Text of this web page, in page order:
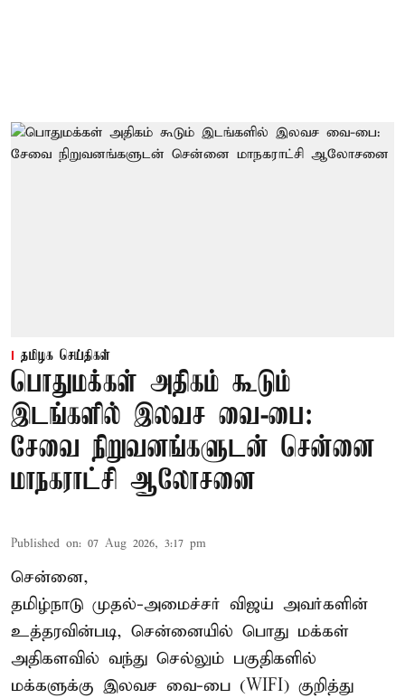
தமிழக செய்திகள்
பொதுமக்கள் அதிகம் கூடும்
இடங்களில் இலவச வை-பை:
சேவை நிறுவனங்களுடன் சென்னை
மாநகராட்சி ஆலோசனை
Published on: 07 Aug 2026, 3:17 pm
சென்னை,
தமிழ்நாடு முதல்-அமைச்சர் விஜய் அவர்களின்
உத்தரவின்படி, சென்னையில் பொது மக்கள்
அதிகளவில் வந்து செல்லும் பகுதிகளில்
மக்களுக்கு இலவச வை-பை (WIFI) குறித்து